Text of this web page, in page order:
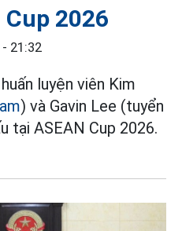
2026
21:32
luyện viên Kim
) và Gavin Lee (tuyển
tại ASEAN Cup 2026.